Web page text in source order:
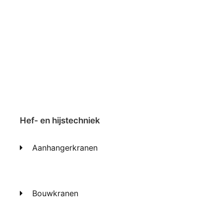
Hef- en hijstechniek
Aanhangerkranen
Bouwkranen